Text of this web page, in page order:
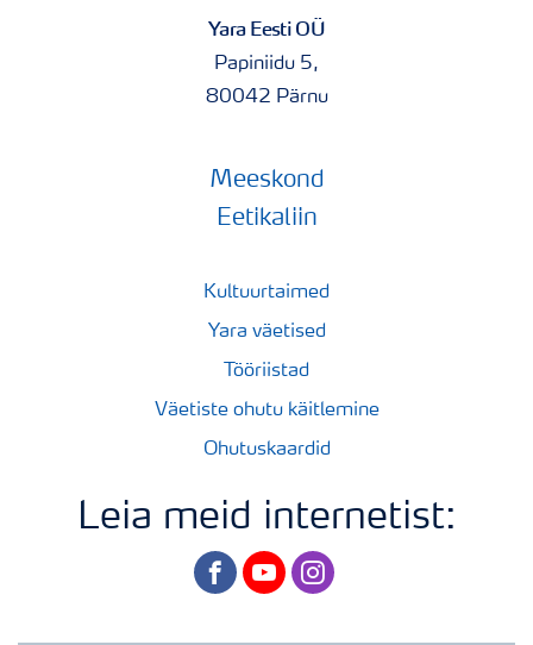
Yara Eesti OÜ
Papiniidu 5,
80042 Pärnu
Meeskond
Eetikaliin
Kultuurtaimed
Yara väetised
Tööriistad
Väetiste ohutu käitlemine
Ohutuskaardid
Leia meid internetist:
facebookyoutubeinstagram